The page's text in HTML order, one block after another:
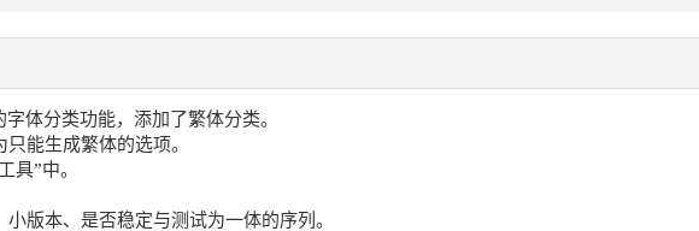
体分类功能，添加了繁体分类。
能生成繁体的选项。
具”中。
版本、是否稳定与测试为一体的序列。